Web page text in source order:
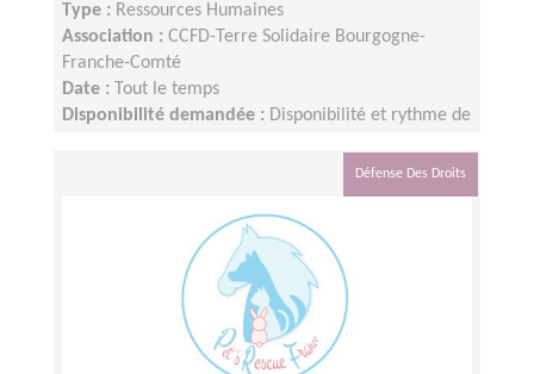
Type : Ressources Humaines
Association : CCFD-Terre Solidaire Bourgogne-
Franche-Comté
Date :
Tout le temps
Disponibilité demandée : Disponibilité et rythme de
l’arrivée des contacts de nouveaux.elles bénévoles
potentiel.le.s.Durée de la mission : souhaité
minimum 6 mois, ou plus.
Défense Des Droits